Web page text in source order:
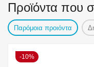
Προϊόντα που
Παρόμοια προιόντα
10%